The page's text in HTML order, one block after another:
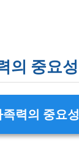
의 중요성
족력의 중요성